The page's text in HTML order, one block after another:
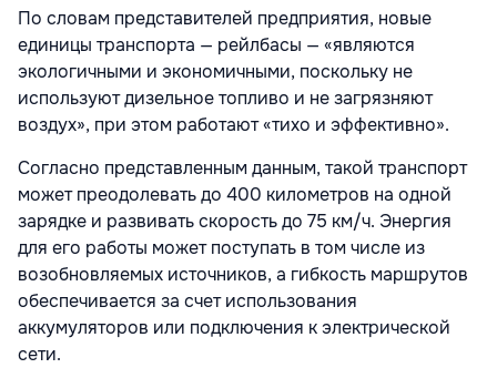
По словам представителей предприятия, новые
единицы транспорта — рейлбасы — «являются
экологичными и экономичными, поскольку не
используют дизельное топливо и не загрязняют
воздух», при этом работают «тихо и эффективно».
Согласно представленным данным, такой транспорт
может преодолевать до 400 километров на одной
зарядке и развивать скорость до 75 км/ч. Энергия
для его работы может поступать в том числе из
возобновляемых источников, а гибкость маршрутов
обеспечивается за счет использования
аккумуляторов или подключения к электрической
сети.